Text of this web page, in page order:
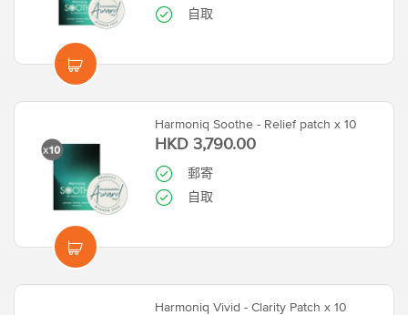
自取
Harmoniq Soothe - Relief patch x 10
HKD 3,790.00
郵寄
自取
Harmoniq Vivid - Clarity Patch x 10